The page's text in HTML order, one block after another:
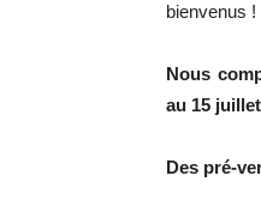
bienvenus !
Nous
au 15 juillet
Des pré-